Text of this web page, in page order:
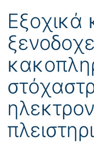
Εξοχικά